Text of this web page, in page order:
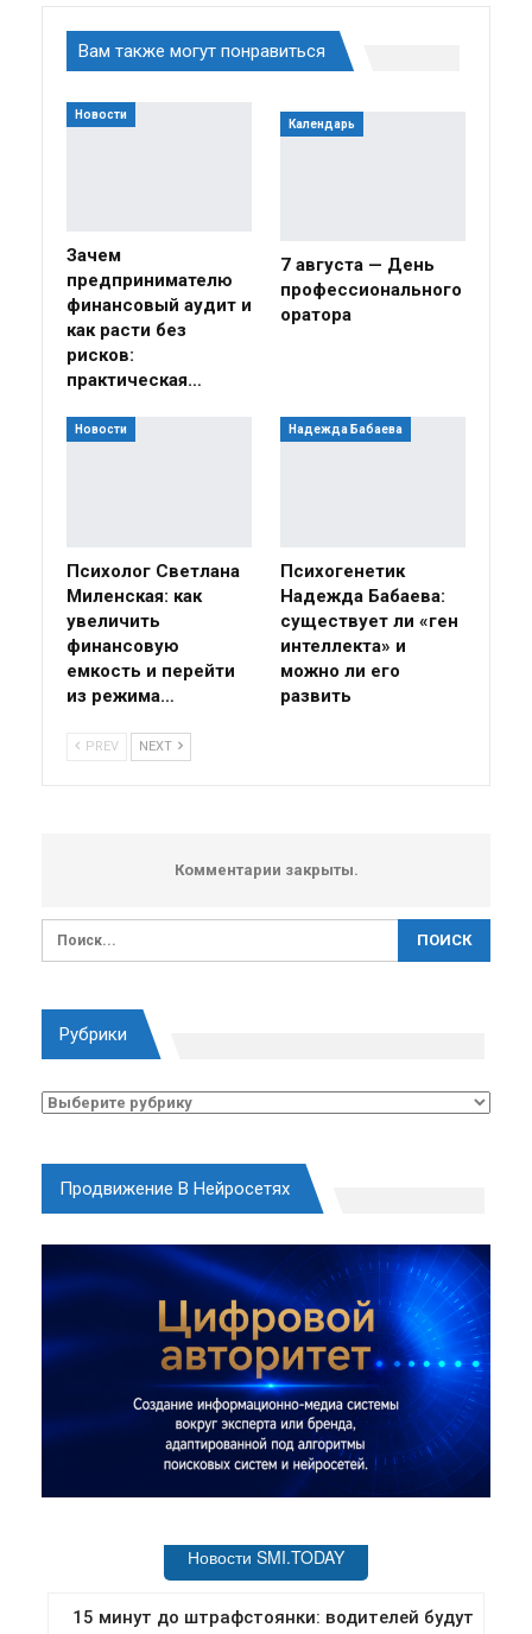
Вам также могут понравиться
Новости
Зачем
предпринимателю
финансовый аудит и
как расти без
рисков:
практическая…
Календарь
7 августа — День
профессионального
оратора
Новости
Психолог Светлана
Миленская: как
увеличить
финансовую
емкость и перейти
из режима…
Надежда Бабаева
Психогенетик
Надежда Бабаева:
существует ли «ген
интеллекта» и
можно ли его
развить
PREV NEXT
Комментарии закрыты.
Рубрики
Рубрики
Продвижение В Нейросетях